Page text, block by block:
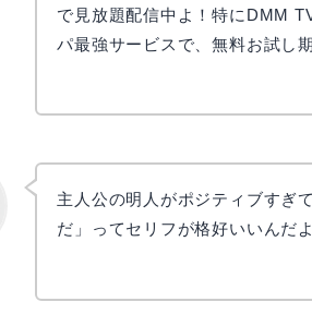
で見放題配信中よ！特にDMM
パ最強サービスで、無料お試し
主人公の明人がポジティブすぎ
だ」ってセリフが格好いいんだ